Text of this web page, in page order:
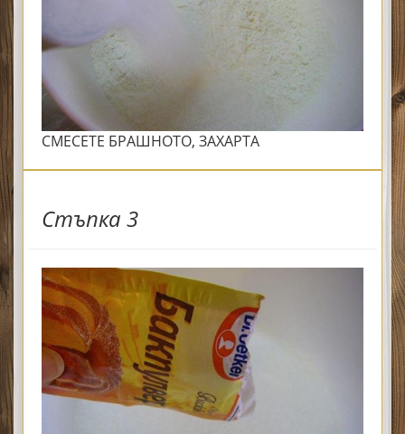
СМЕСЕТЕ БРАШНОТО, ЗАХАРТА
Стъпка 3